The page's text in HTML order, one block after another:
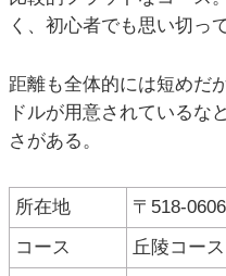
く、初心者でも思い切っ
距離も全体的には短めだ
ドルが用意されているな
さがある。
所在地
〒518-
コース
丘陵コース